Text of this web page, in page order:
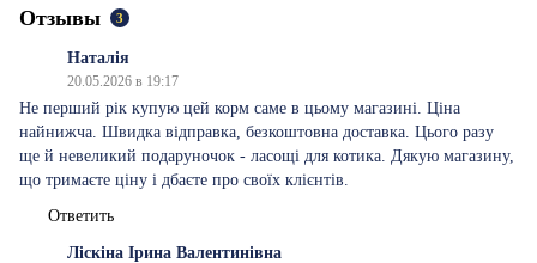
Отзывы 3
Наталія
20.05.2026 в 19:17
Не перший рік купую цей корм саме в цьому магазині. Ціна
найнижча. Швидка відправка, безкоштовна доставка. Цього разу
ще й невеликий подаруночок - ласощі для котика. Дякую магазину,
що тримаєте ціну і дбаєте про своїх клієнтів.
Ответить
Ліскіна Ірина Валентинівна